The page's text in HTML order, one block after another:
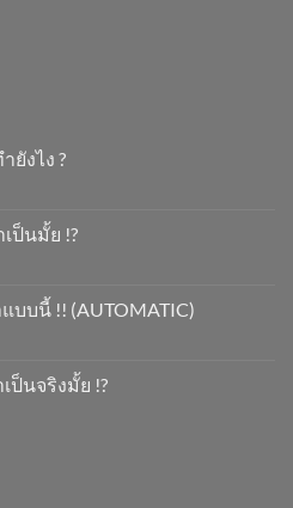
งไง ?
ป็นมั้ย !?
บบนี้ !! (AUTOMATIC)
ป็นจริงมั้ย !?